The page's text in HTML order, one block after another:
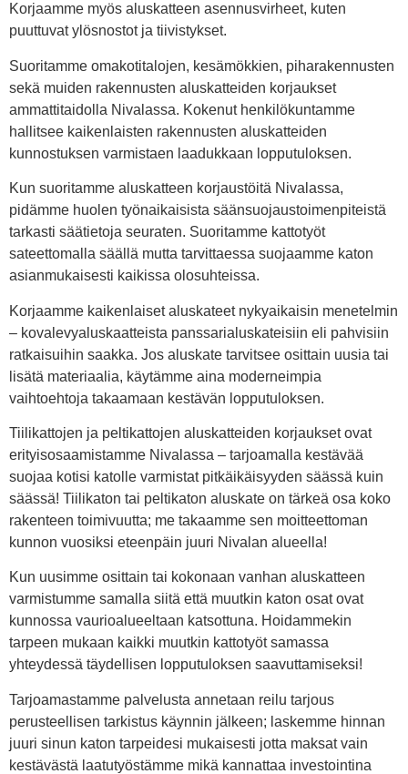
Korjaamme myös aluskatteen asennusvirheet, kuten
puuttuvat ylösnostot ja tiivistykset.
Suoritamme omakotitalojen, kesämökkien, piharakennusten
sekä muiden rakennusten aluskatteiden korjaukset
ammattitaidolla Nivalassa. Kokenut henkilökuntamme
hallitsee kaikenlaisten rakennusten aluskatteiden
kunnostuksen varmistaen laadukkaan lopputuloksen.
Kun suoritamme aluskatteen korjaustöitä Nivalassa,
pidämme huolen työnaikaisista säänsuojaustoimenpiteistä
tarkasti säätietoja seuraten. Suoritamme kattotyöt
sateettomalla säällä mutta tarvittaessa suojaamme katon
asianmukaisesti kaikissa olosuhteissa.
Korjaamme kaikenlaiset aluskateet nykyaikaisin menetelmin
– kovalevyaluskaatteista panssarialuskateisiin eli pahvisiin
ratkaisuihin saakka. Jos aluskate tarvitsee osittain uusia tai
lisätä materiaalia, käytämme aina moderneimpia
vaihtoehtoja takaamaan kestävän lopputuloksen.
Tiilikattojen ja peltikattojen aluskatteiden korjaukset ovat
erityisosaamistamme Nivalassa – tarjoamalla kestävää
suojaa kotisi katolle varmistat pitkäikäisyyden säässä kuin
säässä! Tiilikaton tai peltikaton aluskate on tärkeä osa koko
rakenteen toimivuutta; me takaamme sen moitteettoman
kunnon vuosiksi eteenpäin juuri Nivalan alueella!
Kun uusimme osittain tai kokonaan vanhan aluskatteen
varmistumme samalla siitä että muutkin katon osat ovat
kunnossa vaurioalueeltaan katsottuna. Hoidammekin
tarpeen mukaan kaikki muutkin kattotyöt samassa
yhteydessä täydellisen lopputuloksen saavuttamiseksi!
Tarjoamastamme palvelusta annetaan reilu tarjous
perusteellisen tarkistus käynnin jälkeen; laskemme hinnan
juuri sinun katon tarpeidesi mukaisesti jotta maksat vain
kestävästä laatutyöstämme mikä kannattaa investointina